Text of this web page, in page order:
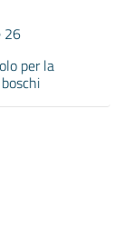
26
per la